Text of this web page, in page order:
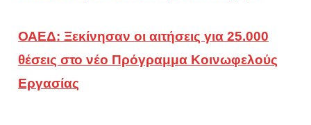
ΟΑΕΔ: Ξεκίνησαν οι αιτήσεις για 25.000
θέσεις στο νέο Πρόγραμμα Κοινωφελούς
Εργασίας